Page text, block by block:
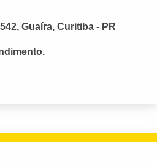
Guaíra, Curitiba - PR